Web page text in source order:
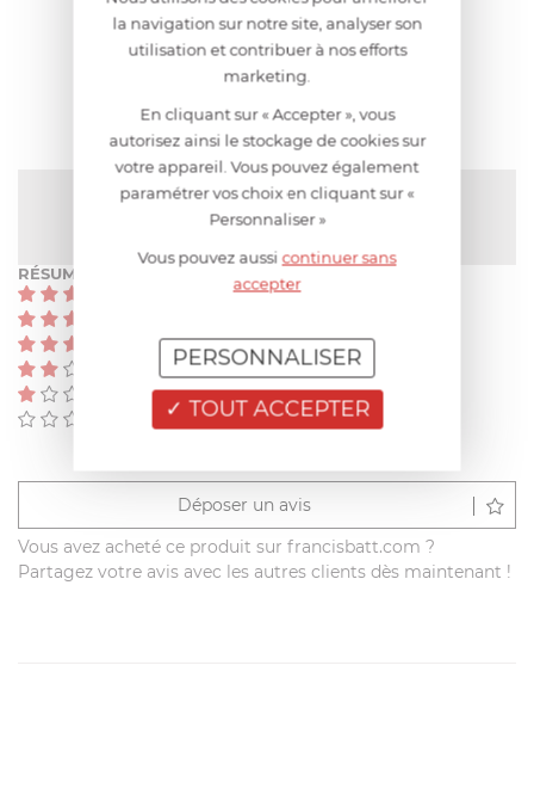
AVIS CLIENT
NOTE MOYENNE
Pas encore de note
RÉSUMÉ
(0)
Déposer un avis
Vous avez acheté ce produit sur francisbatt.com ?
Partagez votre avis avec les autres clients dès maintenant !
la navigation sur notre site, analyser son
utilisation et contribuer à nos efforts
marketing.
En cliquant sur « Accepter », vous
autorisez ainsi le stockage de cookies sur
votre appareil. Vous pouvez également
paramétrer vos choix en cliquant sur «
Personnaliser »
Vous pouvez aussicontinuer sans
accepter
TOUT ACCEPTER
PERSONNALISER